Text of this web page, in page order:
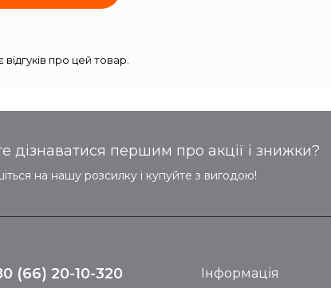
про цей товар.
дізнаватися першим про акції і знижки?
на нашу розсилку і купуйте з вигодою!
(66) 20-10-320 Інформація